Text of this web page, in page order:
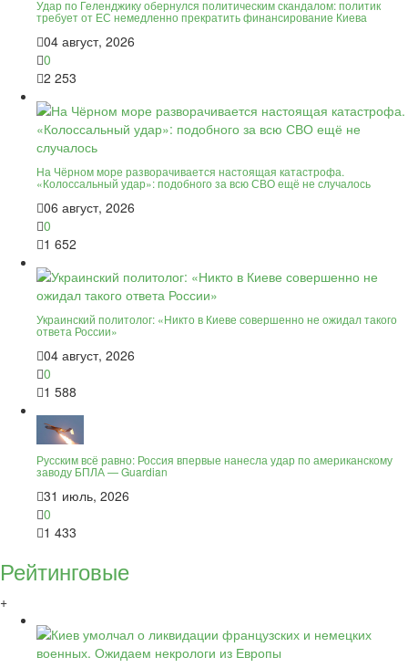
Удар по Геленджику обернулся политическим скандалом: политик
требует от ЕС немедленно прекратить финансирование Киева
04 август, 2026
0
2 253
На Чёрном море разворачивается настоящая катастрофа.
«Колоссальный удар»: подобного за всю СВО ещё не случалось
06 август, 2026
0
1 652
Украинский политолог: «Никто в Киеве совершенно не ожидал такого
ответа России»
04 август, 2026
0
1 588
Русским всё равно: Россия впервые нанесла удар по американскому
заводу БПЛА — Guardian
31 июль, 2026
0
1 433
Рейтинговые
+